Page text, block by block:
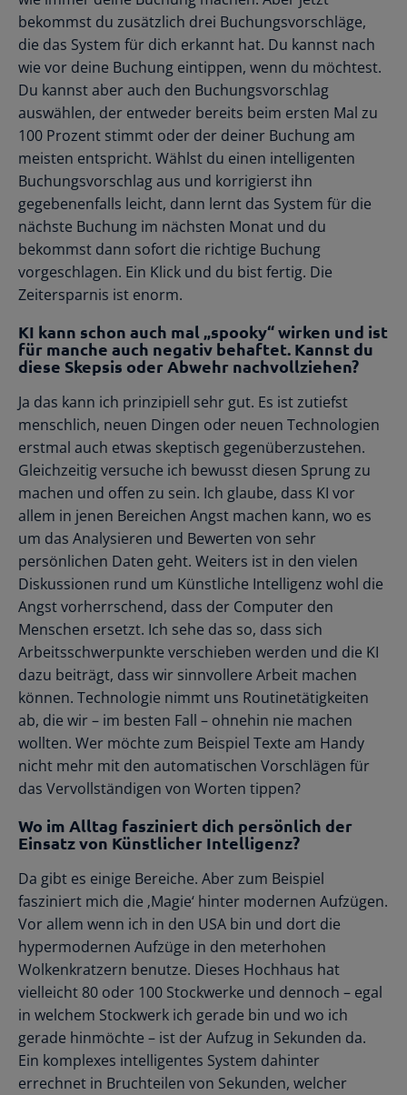
bekommst du zusätzlich drei Buchungsvorschläge,
die das System für dich erkannt hat. Du kannst nach
wie vor deine Buchung eintippen, wenn du möchtest.
Du kannst aber auch den Buchungsvorschlag
auswählen, der entweder bereits beim ersten Mal zu
100 Prozent stimmt oder der deiner Buchung am
meisten entspricht. Wählst du einen intelligenten
Buchungsvorschlag aus und korrigierst ihn
gegebenenfalls leicht, dann lernt das System für die
nächste Buchung im nächsten Monat und du
bekommst dann sofort die richtige Buchung
vorgeschlagen. Ein Klick und du bist fertig. Die
Zeitersparnis ist enorm.
KI kann schon auch mal „spooky“ wirken und ist
für manche auch negativ behaftet. Kannst du
diese Skepsis oder Abwehr nachvollziehen?
Ja das kann ich prinzipiell sehr gut. Es ist zutiefst
menschlich, neuen Dingen oder neuen Technologien
erstmal auch etwas skeptisch gegenüberzustehen.
Gleichzeitig versuche ich bewusst diesen Sprung zu
machen und offen zu sein. Ich glaube, dass KI vor
allem in jenen Bereichen Angst machen kann, wo es
um das Analysieren und Bewerten von sehr
persönlichen Daten geht. Weiters ist in den vielen
Diskussionen rund um Künstliche Intelligenz wohl die
Angst vorherrschend, dass der Computer den
Menschen ersetzt. Ich sehe das so, dass sich
Arbeitsschwerpunkte verschieben werden und die KI
dazu beiträgt, dass wir sinnvollere Arbeit machen
können. Technologie nimmt uns Routinetätigkeiten
ab, die wir – im besten Fall – ohnehin nie machen
wollten. Wer möchte zum Beispiel Texte am Handy
nicht mehr mit den automatischen Vorschlägen für
das Vervollständigen von Worten tippen?
Wo im Alltag fasziniert dich persönlich der
Einsatz von Künstlicher Intelligenz?
Da gibt es einige Bereiche. Aber zum Beispiel
fasziniert mich die ‚Magie‘ hinter modernen Aufzügen.
Vor allem wenn ich in den USA bin und dort die
hypermodernen Aufzüge in den meterhohen
Wolkenkratzern benutze. Dieses Hochhaus hat
vielleicht 80 oder 100 Stockwerke und dennoch – egal
in welchem Stockwerk ich gerade bin und wo ich
gerade hinmöchte – ist der Aufzug in Sekunden da.
Ein komplexes intelligentes System dahinter
errechnet in Bruchteilen von Sekunden, welcher